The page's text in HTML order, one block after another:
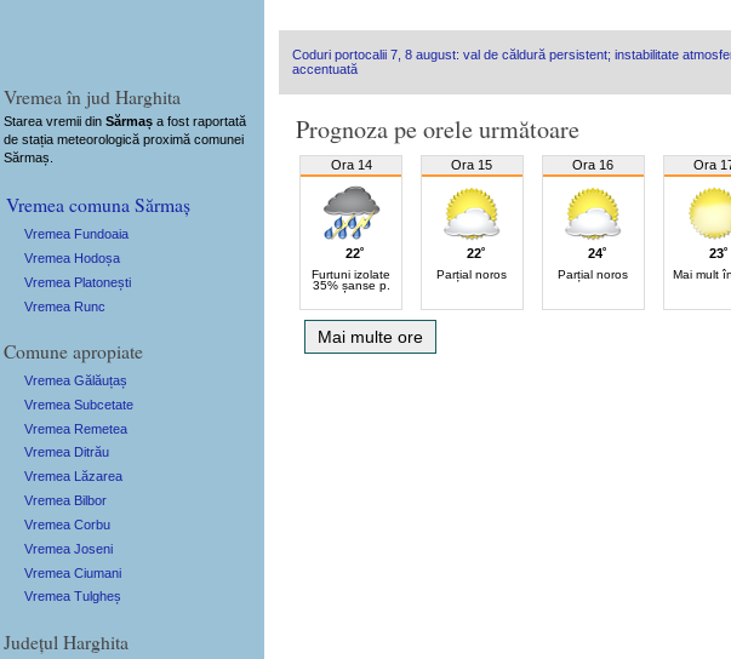
Coduri portocalii 7, 8 august: val de căldură persistent; instabilitate
accentuată
Prognoza pe orele următoare
Ora 14
22˚
Furtuni izolate
35% șanse p.
Ora 15
22˚
Parțial noros
Ora 16
24˚
Parțial noros
Ora
23˚
Mai mult
Mai multe ore
Vremea în jud Harghita
Starea vremii dinSărmaș a fost raportată
de stația meteorologică proximă comunei
Sărmaș.
Vremea comuna Sărmaș
Vremea Fundoaia
Vremea Hodoșa
Vremea Platonești
Vremea Runc
Comune apropiate
Vremea Gălăuțaș
Vremea Subcetate
Vremea Remetea
Vremea Ditrău
Vremea Lăzarea
Vremea Bilbor
Vremea Corbu
Vremea Joseni
Vremea Ciumani
Vremea Tulgheș
Județul Harghita